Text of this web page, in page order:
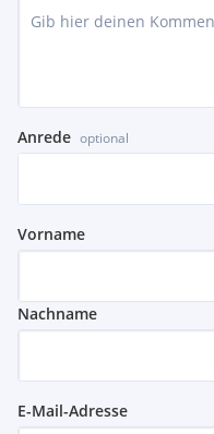
Anrede optional
Vorname
Nachname
E-Mail-Adresse